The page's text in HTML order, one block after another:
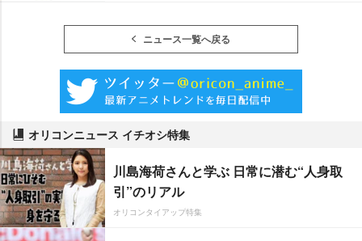
ニュース一覧へ戻る
オリコンニュース イチオシ特集
川島海荷さんと学ぶ 日常に潜む“人身取
引”のリアル
オリコンタイアップ特集